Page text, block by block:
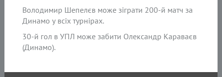
Володимир Шепелєв може зіграти 200-й матч за
Динамо у всіх турнірах.
30-й гол в УПЛ може забити Олександр Караваєв
(Динамо).